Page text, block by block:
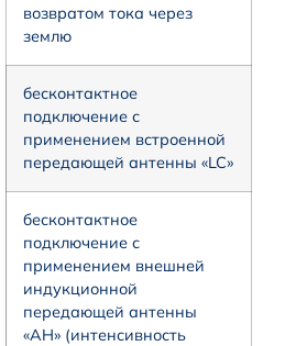
возвратом тока через
землю
бесконтактное
подключение с
применением встроенной
передающей антенны «LC»
бесконтактное
подключение с
применением внешней
индукционной
передающей антенны
«АН» (интенсивность